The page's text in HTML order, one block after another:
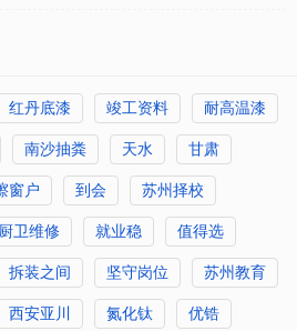
红丹底漆 竣工资料 耐高温漆
南沙抽粪 天水 甘肃
窗户 到会 苏州择校
厨卫维修 就业稳 值得选
拆装之间 坚守岗位 苏州教育
西安亚川 氮化钛 优锆